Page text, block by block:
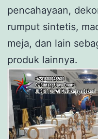
pencahayaan,
rumput sintetis,
meja, dan lain
produk lainnya.